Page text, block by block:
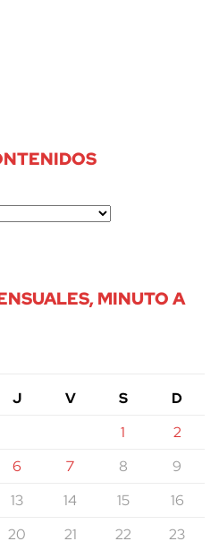
MINUTO A
J V S
D
1
2
6 7 8
9
13 14 15
16
20 21 22 23